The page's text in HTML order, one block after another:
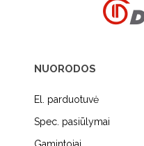
NUORODOS
El. parduotuvė
Spec. pasiūlymai